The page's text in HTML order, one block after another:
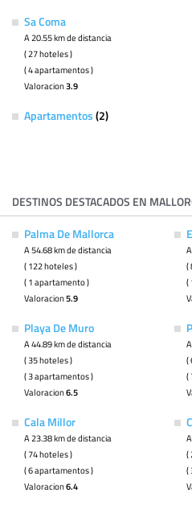
Sa Coma
A 20.55 km de distancia
( 27 hoteles )
( 4 apartamentos )
Valoracion3.9
Apartamentos (2)
DESTINOS DESTACADOS EN
Palma De Mallorca
A 54.68 km de distancia
( 122 hoteles )
( 1 apartamento )
Valoracion5.9
(
(
Playa De Muro
A 44.89 km de distancia
( 35 hoteles )
( 3 apartamentos )
Valoracion6.5
(
(
Cala Millor
A 23.38 km de distancia
( 74 hoteles )
( 6 apartamentos )
Valoracion6.4
(
(